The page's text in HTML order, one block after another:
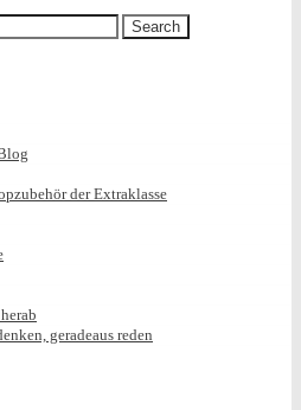
der Extraklasse
geradeaus reden